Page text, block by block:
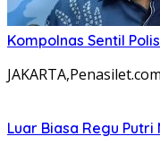
Kompolnas Sentil
Luar Biasa Regu Putri